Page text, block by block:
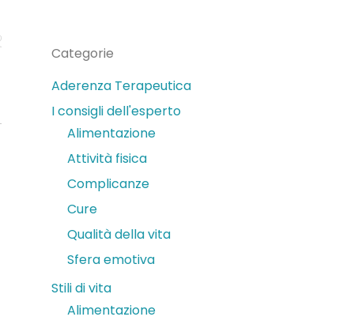
Categorie
Aderenza Terapeutica
I consigli dell'esperto
Alimentazione
Attività fisica
Complicanze
Cure
Qualità della vita
Sfera emotiva
Stili di vita
Alimentazione